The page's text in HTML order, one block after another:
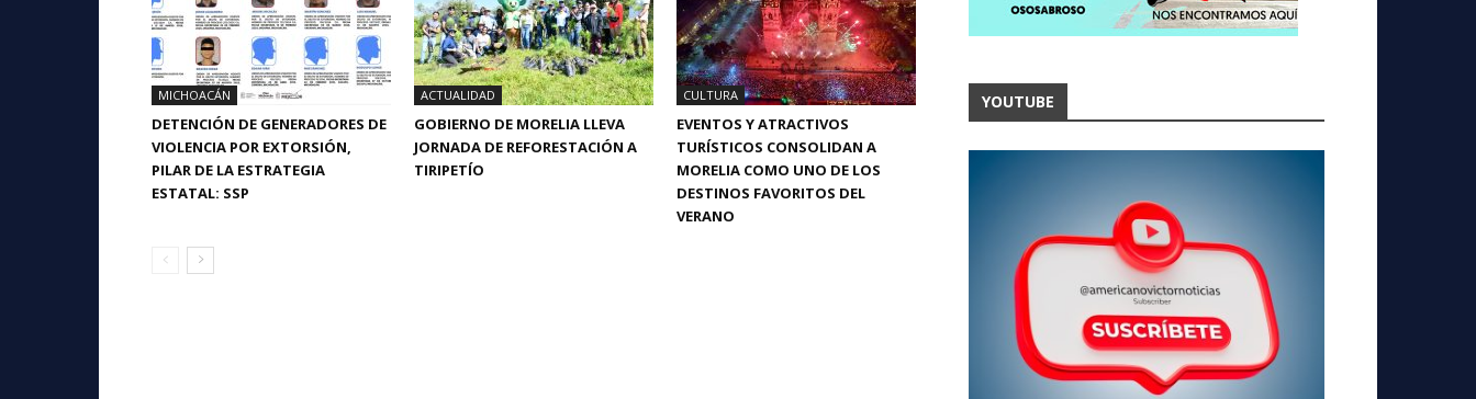
MICHOACÁN
DETENCIÓN DE GENERADORES DE
VIOLENCIA POR EXTORSIÓN,
PILAR DE LA ESTRATEGIA
ESTATAL: SSP
ACTUALIDAD
GOBIERNO DE MORELIA LLEVA
JORNADA DE REFORESTACIÓN A
TIRIPETÍO
CULTURA
EVENTOS Y ATRACTIVOS
TURÍSTICOS CONSOLIDAN A
MORELIA COMO UNO DE LOS
DESTINOS FAVORITOS DEL
VERANO
YOUTUBE